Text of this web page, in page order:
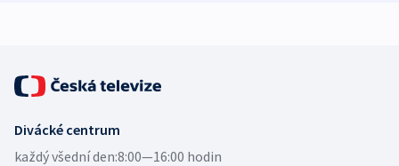
Divácké centrum
každý všední den:8:00—16:00 hodin